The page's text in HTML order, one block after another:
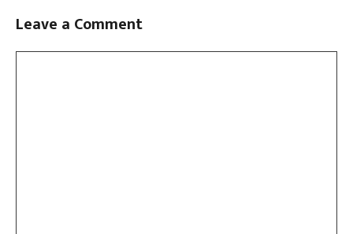
Leave a Comment